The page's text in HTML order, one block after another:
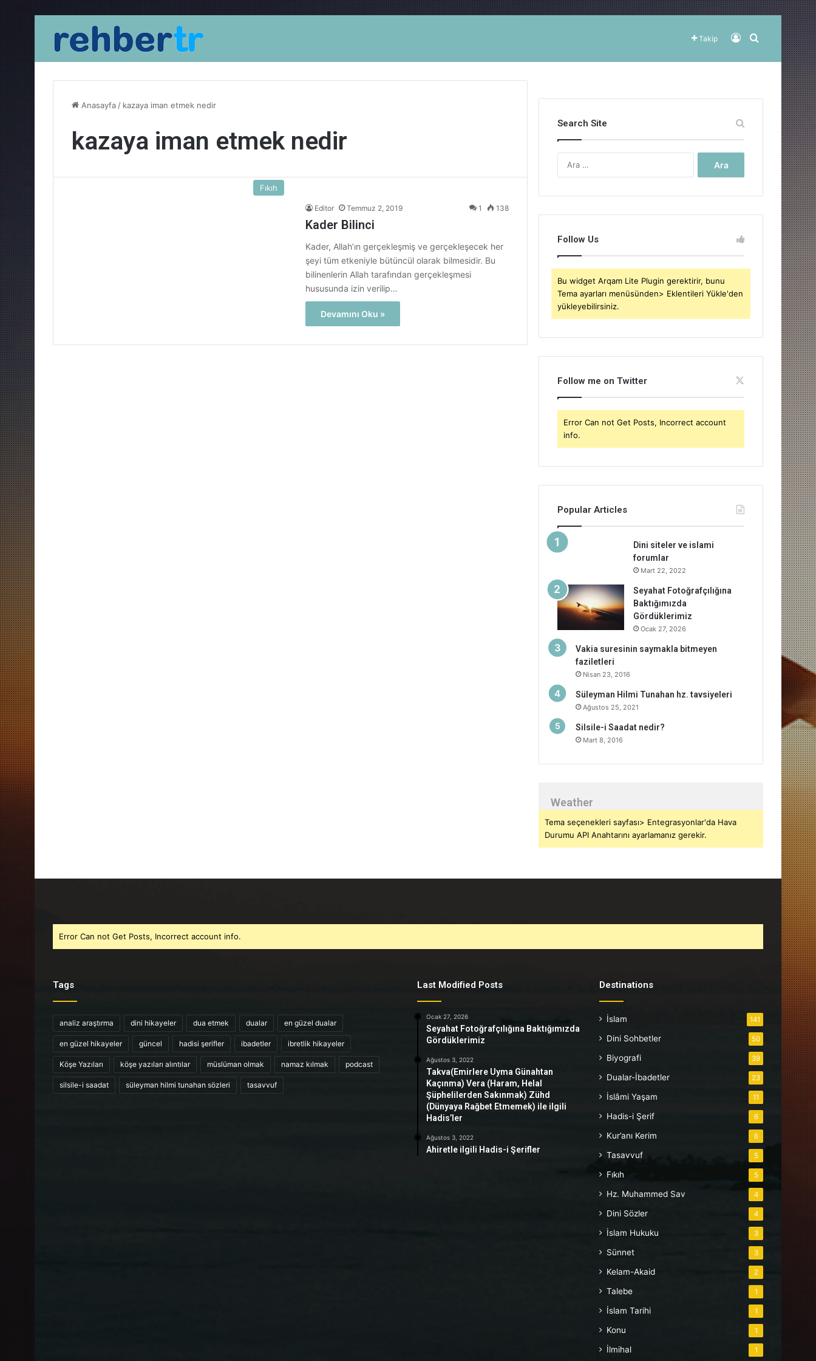
Takip Kayıt OlArama yap
Anasayfa / kazaya iman etmek nedir
kazaya iman etmek nedir
Fıkıh
Editor Temmuz 2, 2019 1 138
Kader Bilinci
Kader, Allah’ın gerçekleşmiş ve gerçekleşecek her
şeyi tüm etkeniyle bütüncül olarak bilmesidir. Bu
bilinenlerin Allah tarafından gerçekleşmesi
hususunda izin verilip…
Devamını Oku »
Search Site
Follow Us
Bu widget Arqam Lite Plugin gerektirir, bunu
Tema ayarları menüsünden> Eklentileri Yükle'den
yükleyebilirsiniz.
Follow me on Twitter
Error Can not Get Posts, Incorrect account
info.
Popular Articles
Dini siteler ve islami
forumlar
Mart 22, 2022
Seyahat Fotoğrafçılığına
Baktığımızda
Gördüklerimiz
Ocak 27, 2026
Vakia suresinin saymakla bitmeyen
faziletleri
Nisan 23, 2016
Süleyman Hilmi Tunahan hz. tavsiyeleri
Ağustos 25, 2021
Silsile-i Saadat nedir?
Mart 8, 2016
Weather
Tema seçenekleri sayfası> Entegrasyonlar'da Hava
Durumu API Anahtarını ayarlamanız gerekir.
Error Can not Get Posts, Incorrect account info.
Tags
analiz araştırma dini hikayeler dua etmek dualar en güzel dualar
en güzel hikayeler güncel hadisi şerifler ibadetler ibretlik hikayeler
Köşe Yazıları köşe yazıları alıntılar müslüman olmak namaz kılmak podcast
silsile-i saadat süleyman hilmi tunahan sözleri tasavvuf
Last Modified Posts
Ocak 27, 2026
Seyahat Fotoğrafçılığına Baktığımızda
Gördüklerimiz
Ağustos 3, 2022
Takva(Emirlere Uyma Günahtan
Kaçınma) Vera (Haram, Helal
Şüphelilerden Sakınmak) Zühd
(Dünyaya Rağbet Etmemek) ile ilgili
Hadis’ler
Ağustos 3, 2022
Ahiretle ilgili Hadis-i Şerifler
Destinations
İslam 141
Dini Sohbetler 50
Biyografi 39
Dualar-İbadetler 23
İslâmi Yaşam 11
Hadis-i Şerif 6
Kur’anı Kerim 6
Tasavvuf 5
Fıkıh 5
Hz. Muhammed Sav 4
Dini Sözler 4
İslam Hukuku 3
Sünnet 3
Kelam-Akaid 2
Talebe 1
İslam Tarihi 1
Konu 1
İlmihal 1